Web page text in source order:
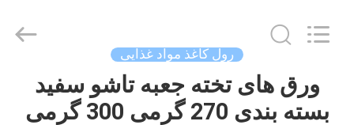
خونه
BMPAPER
CO.,LTD.
رول کاغذ مواد غذایی
ورق های تخته جعبه تاشو سفید
بسته بندی 270 گرمی 300 گرمی